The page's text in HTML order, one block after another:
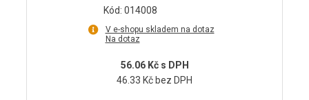
Kód: 014008
V e-shopu skladem na dotaz
Na dotaz
56.06 Kč s DPH
46.33 Kč bez DPH